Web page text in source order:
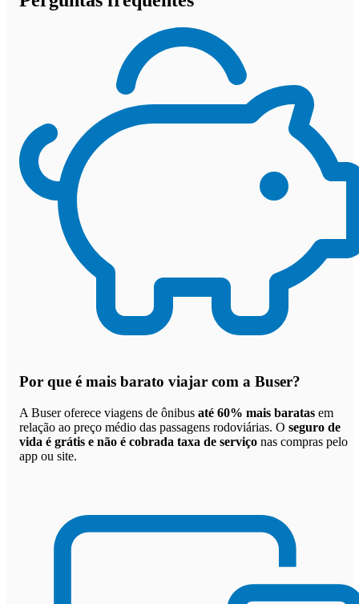
Por que é mais barato viajar com a Buser?
A Buser oferece viagens de ônibus até 60% mais baratas em
relação ao preço médio das passagens rodoviárias. O seguro de
vida é grátis e não é cobrada taxa de serviço nas compras pelo
app ou site.